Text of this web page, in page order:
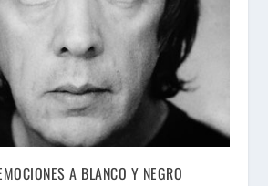
A BLANCO Y NEGRO